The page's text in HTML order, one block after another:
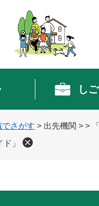
し
でさがす > 出先機関 > >
」